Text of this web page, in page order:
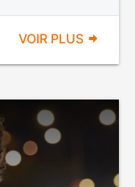
VOIR PLUS